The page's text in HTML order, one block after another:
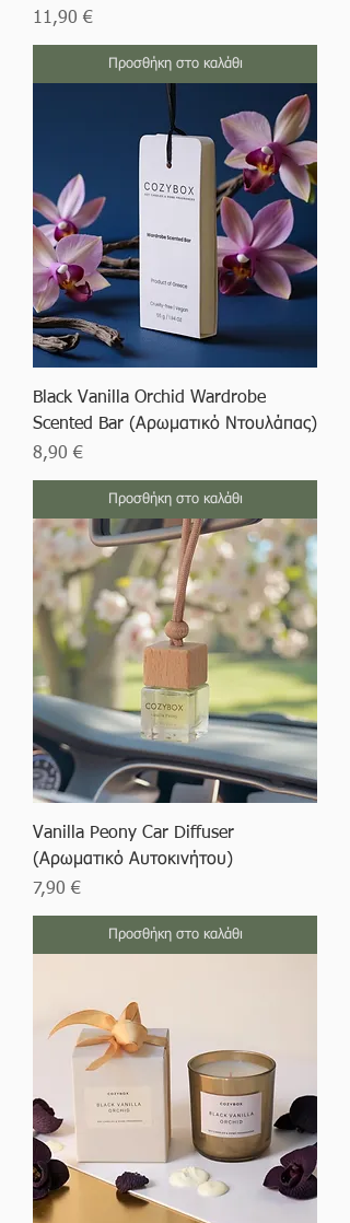
Τιμή
11,90 €
Προσθήκη στο καλάθι
Black Vanilla Orchid Wardrobe
Scented Bar (Αρωματικό Ντουλάπας)
Τιμή
8,90 €
Προσθήκη στο καλάθι
Vanilla Peony Car Diffuser
(Αρωματικό Αυτοκινήτου)
Τιμή
7,90 €
Προσθήκη στο καλάθι